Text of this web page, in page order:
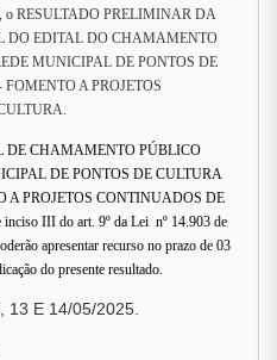
o RESULTADO PRELIMINAR DA
DO EDITAL DO CHAMAMENTO
MUNICIPAL DE PONTOS DE
FOMENTO A PROJETOS
DE CHAMAMENTO PÚBLICO
DE PONTOS DE CULTURA
A PROJETOS CONTINUADOS DE
III do art. 9º da Lei nº 14.903 de
apresentar recurso no prazo de 03
do presente resultado.
13 E 14/05/2025.